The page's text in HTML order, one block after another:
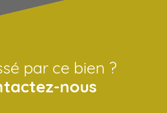
par ce bien ?
nous